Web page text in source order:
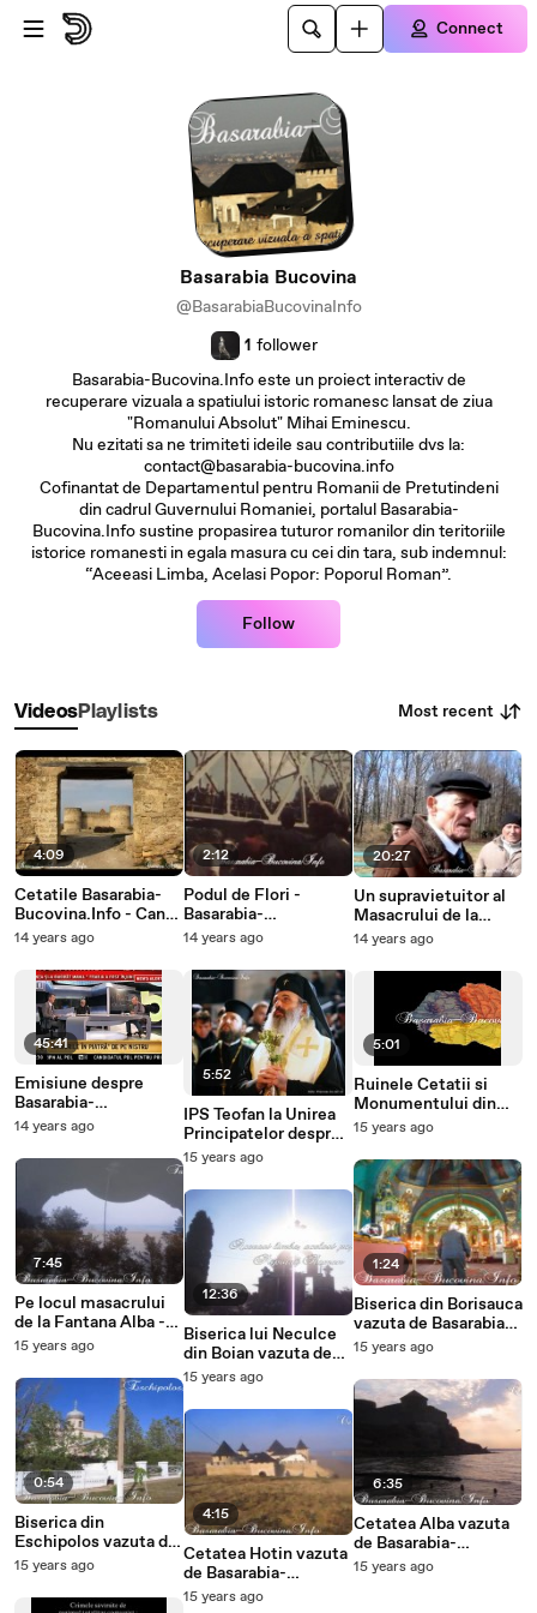
Skip to main content
Connect
Basarabia Bucovina
@BasarabiaBucovinaInfo
1 follower
Basarabia-Bucovina.Info este un proiect interactiv de
recuperare vizuala a spatiului istoric romanesc lansat de ziua
"Romanului Absolut" Mihai Eminescu.
Nu ezitati sa ne trimiteti ideile sau contributiile dvs la:
contact@basarabia-bucovina.info
Cofinantat de Departamentul pentru Romanii de Pretutindeni
din cadrul Guvernului Romaniei, portalul Basarabia-
Bucovina.Info sustine propasirea tuturor romanilor din teritoriile
istorice romanesti in egala masura cu cei din tara, sub indemnul:
“Aceeasi Limba, Acelasi Popor: Poporul Roman”.
Follow
VideosPlaylists Most recent
4:09
Cetatile Basarabia-
Bucovina.Info - Cand
a fost sa moara
14 years ago
45:41
Emisiune despre
Basarabia-
Bucovina.Info si
de la Nistru
14 years ago
7:45
Pe locul masacrului
de la Fantana Alba -
Basarabia-
15 years ago
0:54
Biserica din
Eschipolos vazuta de
Basarabia-
15 years ago
2:12
Podul de Flori -
Basarabia-
Bucovina.Info
14 years ago
5:52
IPS Teofan la Unirea
Principatelor despre
dainuirea Romaniei
15 years ago
12:36
Biserica lui Neculce
din Boian vazuta de
Basarabia-
15 years ago
4:15
Cetatea Hotin vazuta
de Basarabia-
Bucovina.Info
15 years ago
20:27
Un supravietuitor al
Masacrului de la
Fantana Alba
ani
14 years ago
5:01
Ruinele Cetatii si
Monumentului din
Ismail - Basarabia-
15 years ago
1:24
Biserica din Borisauca
vazuta de Basarabia-
Bucovina.Info
15 years ago
6:35
Cetatea Alba vazuta
de Basarabia-
Bucovina.Info
15 years ago